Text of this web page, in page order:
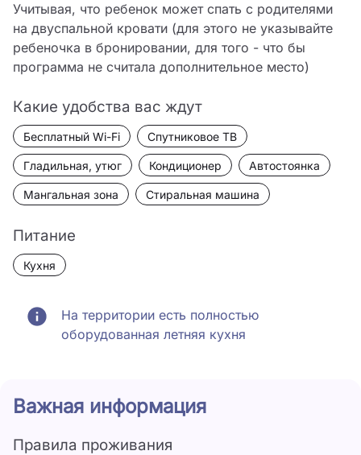
Учитывая, что ребенок может спать с родителями
на двуспальной кровати (для этого не указывайте
ребеночка в бронировании, для того - что бы
программа не считала дополнительное место)
Какие удобства вас ждут
Бесплатный Wi-Fi Спутниковое ТВ
Гладильная, утюг Кондиционер Автостоянка
Мангальная зона Стиральная машина
Питание
Кухня
На территории есть полностью
оборудованная летняя кухня
Важная информация
Правила проживания